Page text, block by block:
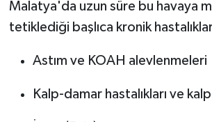
Malatya'da uzun süre bu havaya
tetiklediği başlıca kronik
Astım ve KOAH alevlenmeleri
Kalp-damar hastalıkları ve